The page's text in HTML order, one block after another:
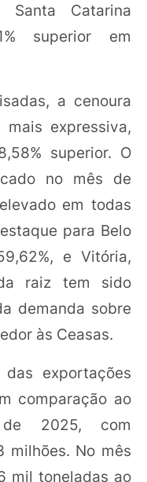
Santa Catarina
superior em
a cenoura
expressiva,
superior. O
no mês de
em todas
para Belo
e Vitória,
raiz tem sido
demanda sobre
às Ceasas.
exportações
comparação ao
de 2025, com
milhões. No mês
mil toneladas ao